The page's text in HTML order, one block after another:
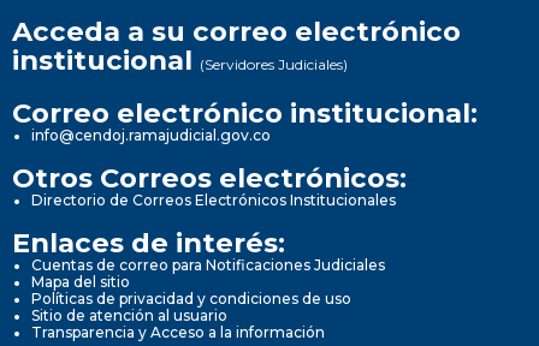
Acceda a su correo electrónico
institucional (Servidores Judiciales)
Correo electrónico institucional:
info@cendoj.ramajudicial.gov.co
Otros Correos electrónicos:
Directorio de Correos Electrónicos Institucionales
Enlaces de interés:
Cuentas de correo para Notificaciones Judiciales
Mapa del sitio
Políticas de privacidad y condiciones de uso
Sitio de atención al usuario
Transparencia y Acceso a la información